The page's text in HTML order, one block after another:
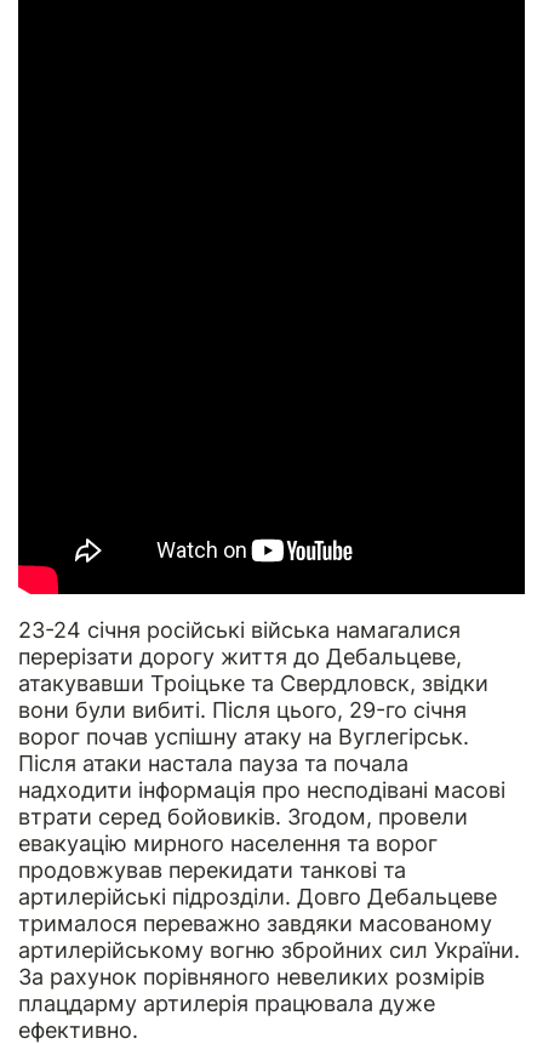
23-24 січня російські війська намагалися
перерізати дорогу життя до Дебальцеве,
атакувавши Троіцьке та Свердловск, звідки
вони були вибиті. Після цього, 29-го січня
ворог почав успішну атаку на Вуглегірськ.
Після атаки настала пауза та почала
надходити інформація про несподівані масові
втрати серед бойовиків. Згодом, провели
евакуацію мирного населення та ворог
продовжував перекидати танкові та
артилерійські підрозділи. Довго Дебальцеве
трималося переважно завдяки масованому
артилерійському вогню збройних сил України.
За рахунок порівняного невеликих розмірів
плацдарму артилерія працювала дуже
ефективно.